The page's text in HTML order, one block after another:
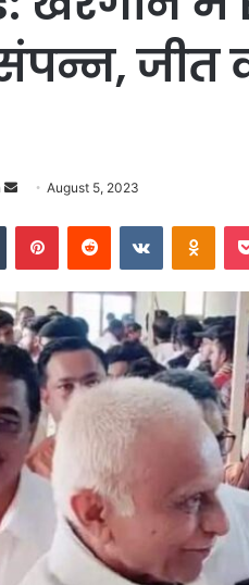
जीत
Send
email
August 5, 2023
Tumblr PinterestReddit VKontakte